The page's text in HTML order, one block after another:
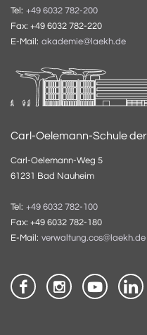
Tel: +49 6032 782-200
Fax: +49 6032 782-220
E-Mail: akademie@laekh.de
Carl-Oelemann-Schule
Carl-Oelemann-Weg 5
61231 Bad Nauheim
Tel: +49 6032 782-100
Fax: +49 6032 782-180
E-Mail: verwaltung.cos@laekh.de